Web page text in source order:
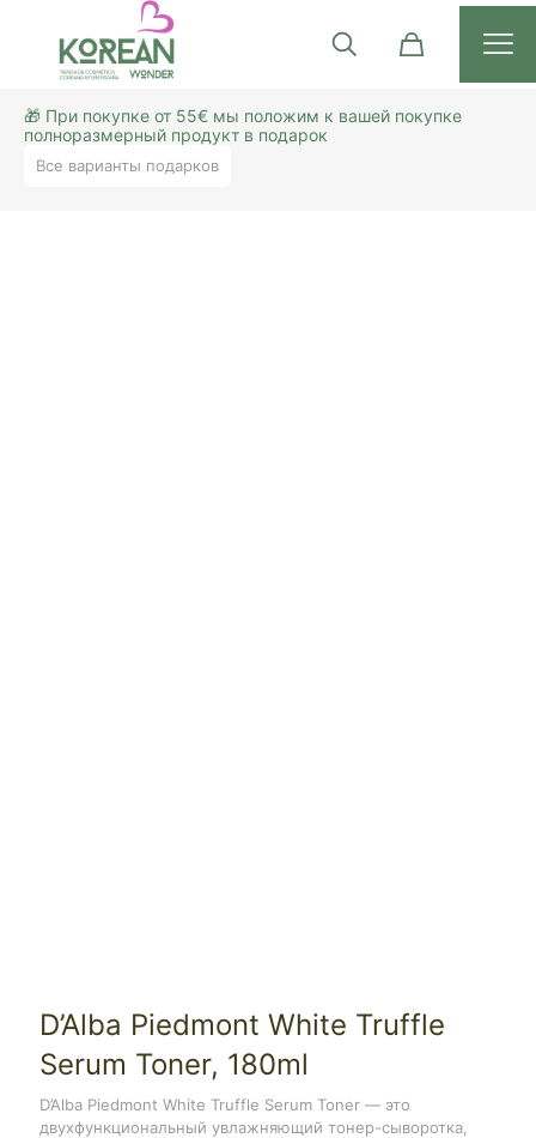
🎁 При покупке от 55€ мы положим к вашей покупке
полноразмерный продукт в подарок
Все варианты подарков
D’Alba Piedmont White Truffle
Serum Toner, 180ml
D’Alba Piedmont White Truffle Serum Toner — это
двухфункциональный увлажняющий тонер-сыворотка,